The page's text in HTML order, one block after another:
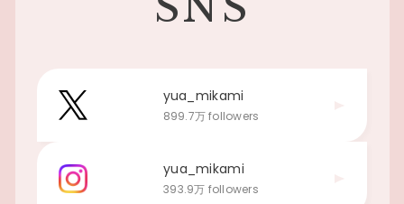
yua_mikami
899.7万 followers
yua_mikami
393.9万 followers